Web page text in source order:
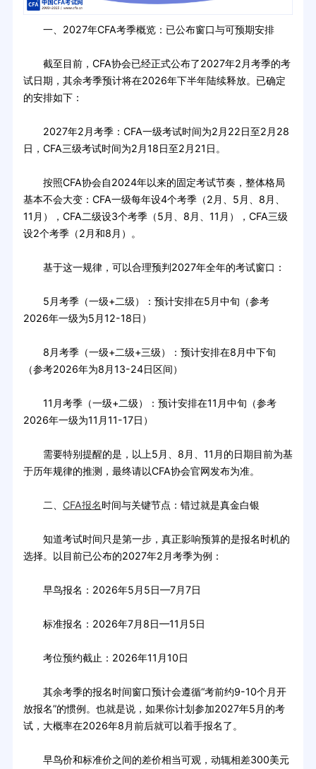
一、2027年CFA考季概览：已公布窗口与可预期安排
截至目前，CFA协会已经正式公布了2027年2月考季的考
试日期，其余考季预计将在2026年下半年陆续释放。已确定
的安排如下：
2027年2月考季：CFA一级考试时间为2月22日至2月28
日，CFA三级考试时间为2月18日至2月21日。
按照CFA协会自2024年以来的固定考试节奏，整体格局
基本不会大变：CFA一级每年设4个考季（2月、5月、8月、
11月），CFA二级设3个考季（5月、8月、11月），CFA三级
设2个考季（2月和8月）。
基于这一规律，可以合理预判2027年全年的考试窗口：
5月考季（一级+二级）：预计安排在5月中旬（参考
2026年一级为5月12-18日）
8月考季（一级+二级+三级）：预计安排在8月中下旬
（参考2026年为8月13-24日区间）
11月考季（一级+二级）：预计安排在11月中旬（参考
2026年一级为11月11-17日）
需要特别提醒的是，以上5月、8月、11月的日期目前为基
于历年规律的推测，最终请以CFA协会官网发布为准。
二、 CFA报名时间与关键节点：错过就是真金白银
知道考试时间只是第一步，真正影响预算的是报名时机的
选择。以目前已公布的2027年2月考季为例：
早鸟报名：2026年5月5日—7月7日
标准报名：2026年7月8日—11月5日
考位预约截止：2026年11月10日
其余考季的报名时间窗口预计会遵循“考前约9-10个月开
放报名”的惯例。也就是说，如果你计划参加2027年5月的考
试，大概率在2026年8月前后就可以着手报名了。
早鸟价和标准价之间的差价相当可观，动辄相差300美元